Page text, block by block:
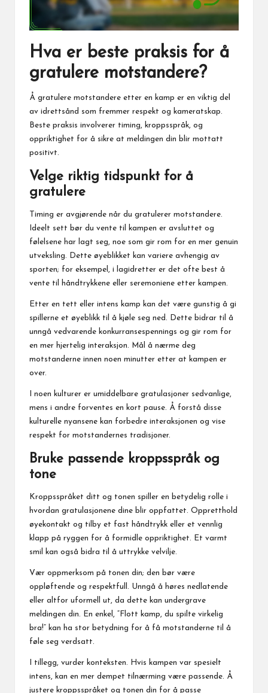
Hva er beste praksis for å
gratulere motstandere?
Å gratulere motstandere etter en kamp er en viktig del
av idrettsånd som fremmer respekt og kameratskap.
Beste praksis involverer timing, kroppsspråk, og
oppriktighet for å sikre at meldingen din blir mottatt
positivt.
Velge riktig tidspunkt for å
gratulere
Timing er avgjørende når du gratulerer motstandere.
Ideelt sett bør du vente til kampen er avsluttet og
følelsene har lagt seg, noe som gir rom for en mer genuin
utveksling. Dette øyeblikket kan variere avhengig av
sporten; for eksempel, i lagidretter er det ofte best å
vente til håndtrykkene eller seremoniene etter kampen.
Etter en tett eller intens kamp kan det være gunstig å gi
spillerne et øyeblikk til å kjøle seg ned. Dette bidrar til å
unngå vedvarende konkurransespennings og gir rom for
en mer hjertelig interaksjon. Mål å nærme deg
motstanderne innen noen minutter etter at kampen er
over.
I noen kulturer er umiddelbare gratulasjoner sedvanlige,
mens i andre forventes en kort pause. Å forstå disse
kulturelle nyansene kan forbedre interaksjonen og vise
respekt for motstandernes tradisjoner.
Bruke passende kroppsspråk og
tone
Kroppsspråket ditt og tonen spiller en betydelig rolle i
hvordan gratulasjonene dine blir oppfattet. Oppretthold
øyekontakt og tilby et fast håndtrykk eller et vennlig
klapp på ryggen for å formidle oppriktighet. Et varmt
smil kan også bidra til å uttrykke velvilje.
Vær oppmerksom på tonen din; den bør være
oppløftende og respektfull. Unngå å høres nedlatende
eller altfor uformell ut, da dette kan undergrave
meldingen din. En enkel, “Flott kamp, du spilte virkelig
bra!” kan ha stor betydning for å få motstanderne til å
føle seg verdsatt.
I tillegg, vurder konteksten. Hvis kampen var spesielt
intens, kan en mer dempet tilnærming være passende. Å
justere kroppsspråket og tonen din for å passe